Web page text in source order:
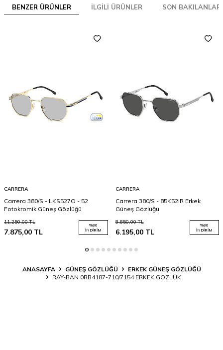
BENZER ÜRÜNLER İLGILI ÜRÜNLER SON BAKILANLAR
CARRERA
Carrera 380/S - LKS527O - 52
Fotokromik Güneş Gözlüğü
11.250,00TL
7.875,00 TL
%30
İNDIRIM
CARRERA
Carrera 380/S - 85K52IR Erkek
Güneş Gözlüğü
8.850,00TL
6.195,00TL
%30
İNDIRIM
ANASAYFA GÜNEŞ GÖZLÜĞÜ
ERKEK GÜNEŞ GÖZLÜĞÜ
RAY-BAN 0RB4187-710/7154 ERKEK GÖZLÜK